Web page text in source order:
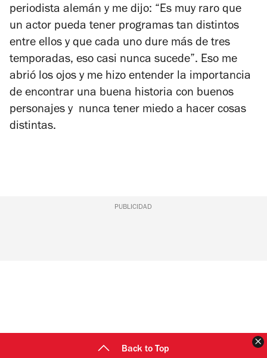
periodista alemán y me dijo: “Es muy raro que
un actor pueda tener programas tan distintos
entre ellos y que cada uno dure más de tres
temporadas, eso casi nunca sucede”. Eso me
abrió los ojos y me hizo entender la importancia
de encontrar una buena historia con buenos
personajes y nunca tener miedo a hacer cosas
distintas.
PUBLICIDAD
Back to Top